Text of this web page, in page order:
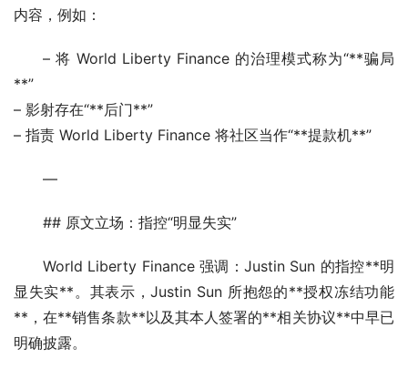
内容，例如：
– 将 World Liberty Finance 的治理模式称为“**骗局
**”
– 影射存在“**后门**”
– 指责 World Liberty Finance 将社区当作“**提款机**”
—
## 原文立场：指控“明显失实”
World Liberty Finance 强调：Justin Sun 的指控**明
显失实**。其表示，Justin Sun 所抱怨的**授权冻结功能
**，在**销售条款**以及其本人签署的**相关协议**中早已
明确披露。